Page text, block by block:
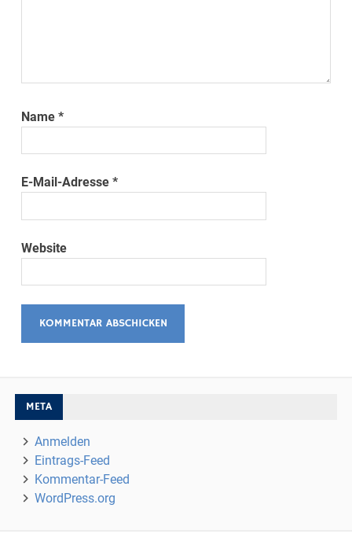
Name*
E-Mail-Adresse*
Website
META
Anmelden
Eintrags-Feed
Kommentar-Feed
WordPress.org